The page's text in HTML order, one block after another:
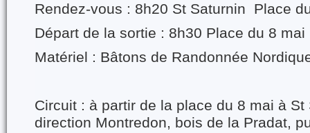
Rendez-vous : 8h20 St Saturnin Place
Départ de la sortie : 8h30 Place du 8 mai
Matériel : Bâtons de Randonnée
Circuit : à partir de la place du 8 mai à
direction Montredon, bois de la Pradat,